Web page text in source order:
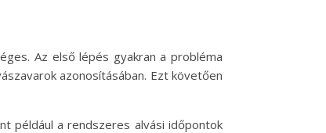
Az első lépés gyakran a probléma
azonosításában. Ezt követően
például a rendszeres alvási időpontok